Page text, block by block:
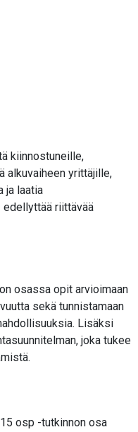
kiinnostuneille,
alkuvaiheen yrittäjille,
ja laatia
edellyttää riittävää
osassa opit arvioimaan
sekä tunnistamaan
Lisäksi
joka tukee
osp -tutkinnon osa